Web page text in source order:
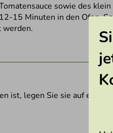
sowie des
15 Minuten in den Ofen.
werden.
ist, legen Sie sie auf ein